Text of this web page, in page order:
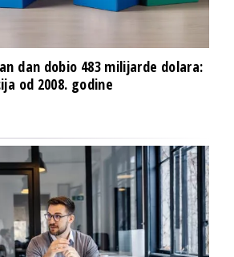
dan dobio 483 milijarde dolara:
od 2008. godine